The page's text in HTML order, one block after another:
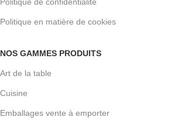
Politique en matière de cookies
NOS GAMMES PRODUITS
Art de la table
Cuisine
Emballages vente à emporter